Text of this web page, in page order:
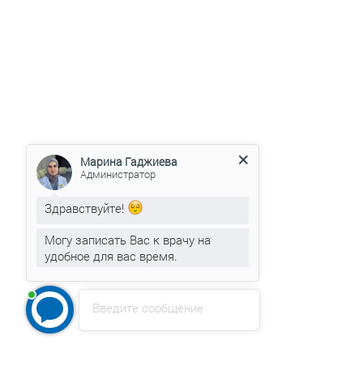
Введите сообщение
Марина Гаджиева
Администратор
Здравствуйте!
Могу записать Вас к врачу на
удобное для вас время.